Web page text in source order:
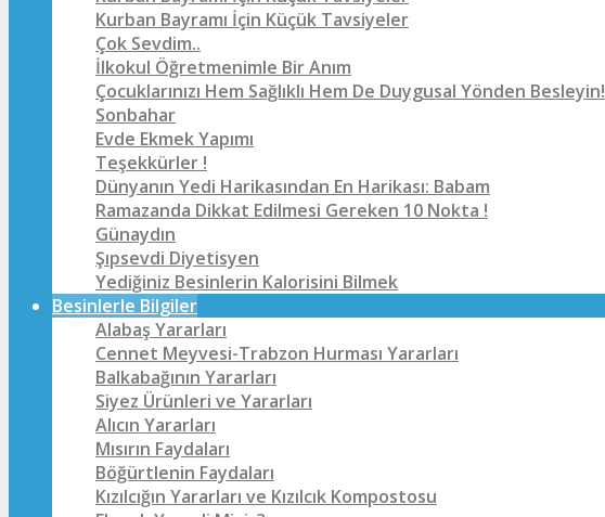
Kurban Bayramı İçin Küçük Tavsiyeler
Çok Sevdim..
İlkokul Öğretmenimle Bir Anım
Çocuklarınızı Hem Sağlıklı Hem De Duygusal Yönden Besleyin!
Sonbahar
Evde Ekmek Yapımı
Teşekkürler !
Dünyanın Yedi Harikasından En Harikası: Babam
Ramazanda Dikkat Edilmesi Gereken 10 Nokta !
Günaydın
Şıpsevdi Diyetisyen
Yediğiniz Besinlerin Kalorisini Bilmek
Besinlerle Bilgiler
Alabaş Yararları
Cennet Meyvesi-Trabzon Hurması Yararları
Balkabağının Yararları
Siyez Ürünleri ve Yararları
Alıcın Yararları
Mısırın Faydaları
Böğürtlenin Faydaları
Kızılcığın Yararları ve Kızılcık Kompostosu